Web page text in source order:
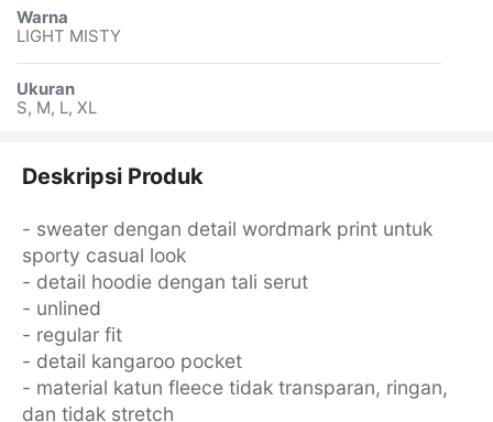
Warna
LIGHT MISTY
Ukuran
S, M, L, XL
Deskripsi Produk
- sweater dengan detail wordmark print untuk
sporty casual look
- detail hoodie dengan tali serut
- unlined
- regular fit
- detail kangaroo pocket
- material katun fleece tidak transparan, ringan,
dan tidak stretch